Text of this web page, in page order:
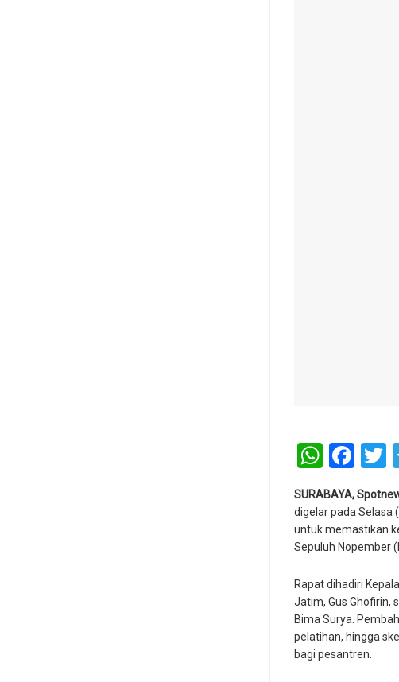
SURABAYA,
digelar pada Selasa
untuk memastikan
Sepuluh Nopember
Rapat dihadiri
Jatim, Gus Ghofirin,
Bima Surya.
pelatihan, hingga
bagi pesantren.